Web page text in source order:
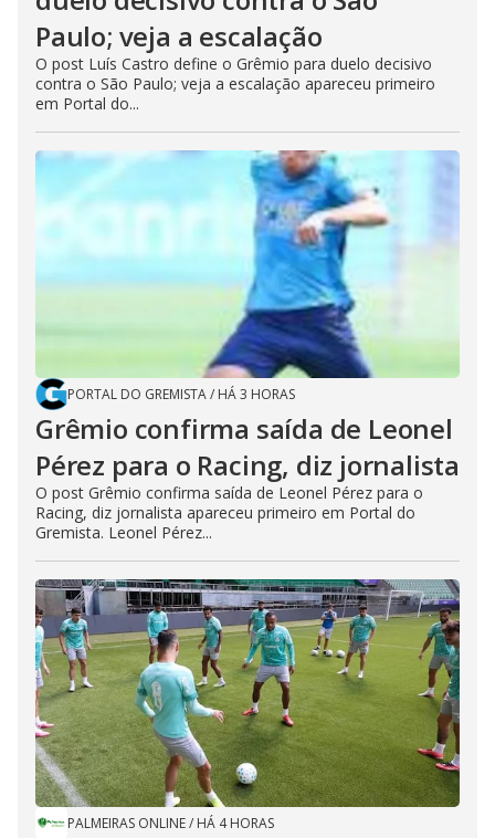
Paulo; veja a escalação
O post Luís Castro define o Grêmio para duelo decisivo
contra o São Paulo; veja a escalação apareceu primeiro
em Portal do...
PORTAL DO GREMISTA/ HÁ 3 HORAS
Grêmio confirma saída de Leonel
Pérez para o Racing, diz jornalista
O post Grêmio confirma saída de Leonel Pérez para o
Racing, diz jornalista apareceu primeiro em Portal do
Gremista. Leonel Pérez...
PALMEIRAS ONLINE/ HÁ 4 HORAS